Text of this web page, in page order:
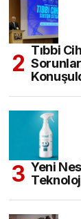
Tıbbi
Yeni